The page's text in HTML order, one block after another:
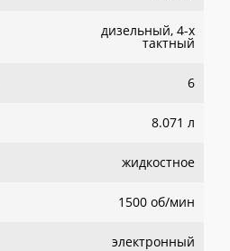
дизельный, 4-х
тактный
6
8.071 л
жидкостное
1500 об/мин
электронный